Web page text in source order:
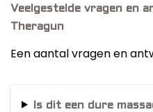
Veelgestelde vragen en
Theragun
Een aantal vragen en
Is dit een dure